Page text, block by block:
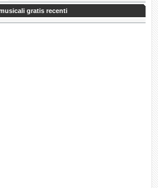
gratis recenti